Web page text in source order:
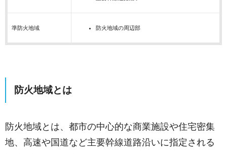
準防火地域 防火地域の周辺部
防火地域とは
防火地域とは、都市の中心的な商業施設や住宅密集
地、高速や国道など主要幹線道路沿いに指定される